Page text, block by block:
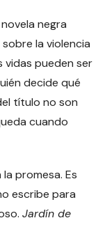
negra
la violencia
pueden ser
decide qué
título no son
cuando
promesa. Es
escribe para
Jardín de